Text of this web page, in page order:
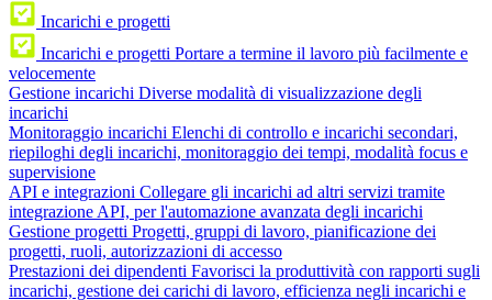
Incarichi e progetti
Incarichi e progetti Portare a termine il lavoro più facilmente e
velocemente
Gestione incarichi Diverse modalità di visualizzazione degli
incarichi
Monitoraggio incarichi Elenchi di controllo e incarichi secondari,
riepiloghi degli incarichi, monitoraggio dei tempi, modalità focus e
supervisione
API e integrazioni Collegare gli incarichi ad altri servizi tramite
integrazione API, per l'automazione avanzata degli incarichi
Gestione progetti Progetti, gruppi di lavoro, pianificazione dei
progetti, ruoli, autorizzazioni di accesso
Prestazioni dei dipendenti Favorisci la produttività con rapporti sugli
incarichi, gestione dei carichi di lavoro, efficienza negli incarichi e